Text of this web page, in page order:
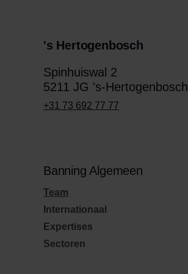
's Hertogenbosch
Spinhuiswal 2
5211 JG 's-Hertogenbosch
+31 73 692 77 77
Banning Algemeen
Team
Internationaal
Expertises
Sectoren